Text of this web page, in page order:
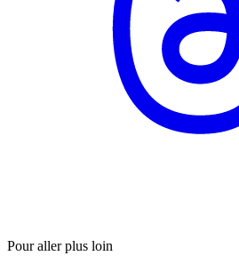
Pour aller plus loin